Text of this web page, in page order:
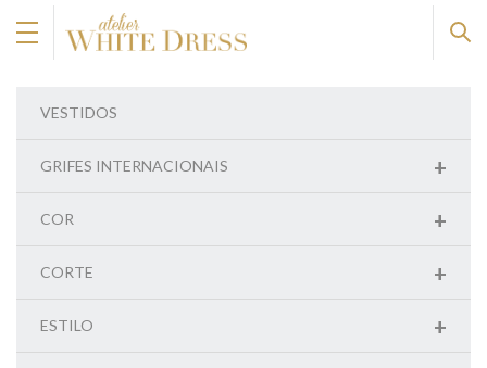
VESTIDOS
+
GRIFES INTERNACIONAIS
+
COR
+
CORTE
+
ESTILO